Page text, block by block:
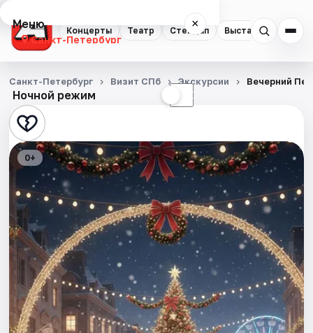
Концерты Театр Стендап Выставки
Меню ×
Санкт-Петербург
Концерты
Театр
Стендап
Выставки
Квесты
Экскурсии
Спорт
События
Ночной режим ☾
Санкт-Петербург Визит СПб Экскурсии Вечерний
0+